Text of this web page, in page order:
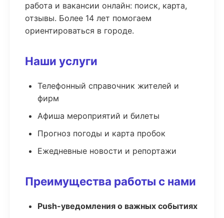
работа и вакансии онлайн: поиск, карта,
отзывы. Более 14 лет помогаем
ориентироваться в городе.
Наши услуги
Телефонный справочник жителей и
фирм
Афиша мероприятий и билеты
Прогноз погоды и карта пробок
Ежедневные новости и репортажи
Преимущества работы с нами
Push-уведомления о важных событиях